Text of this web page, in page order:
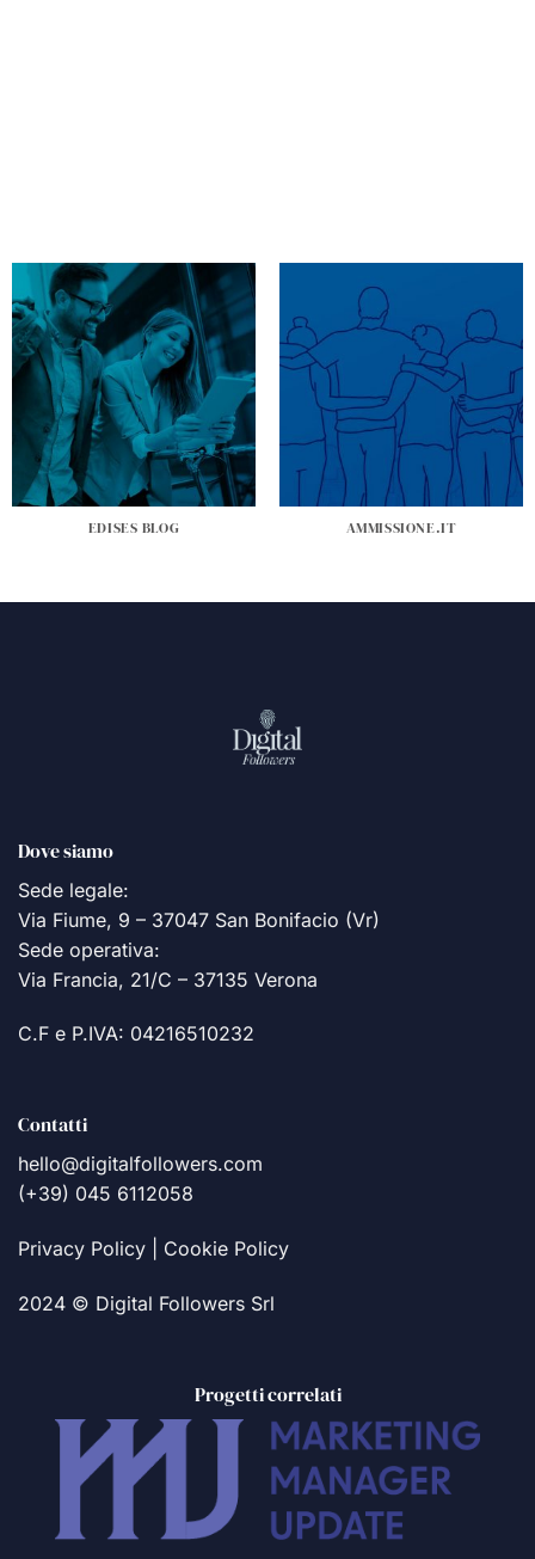
EDISES BLOG AMMISSIONE.IT
Dove siamo
Sede legale:
Via Fiume, 9 – 37047 San Bonifacio (Vr)
Sede operativa:
Via Francia, 21/C – 37135 Verona
C.F e P.IVA: 04216510232
Contatti
hello@digitalfollowers.com
(+39) 045 6112058
Privacy Policy Cookie Policy
2024 © Digital Followers Srl
Progetti correlati